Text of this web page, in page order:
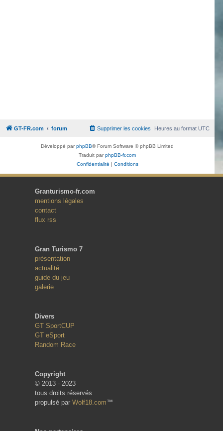
GT-FR.com forum Heures au formatUTC
Supprimer les cookies
Développé parphpBB® Forum Software © phpBB Limited
Traduit parphpBB-fr.com
Confidentialité | Conditions
Granturismo-fr.com
mentions légales
contact
flux rss
Gran Turismo 7
présentation
actualité
guide du jeu
galerie
Divers
GT SportCUP
GT eSport
Random Race
Copyright
© 2013 - 2023
tous droits réservés
propulsé par Wolf18.com™